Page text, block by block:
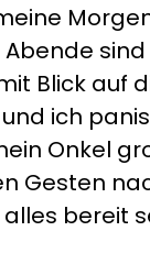
Diät
–
Freude
und
Wein
Blick auf
ich
Onkel
Gesten
bereit